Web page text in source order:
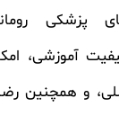
پزشکی
آموزشی،
و همچنین